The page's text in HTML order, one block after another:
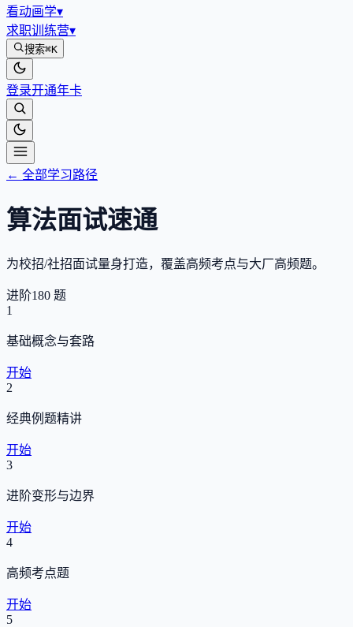
看动画学▾
求职训练营▾
搜索⌘K
登录开通年卡
← 全部学习路径
算法面试速通
为校招/社招面试量身打造，覆盖高频考点与大厂高频题。
进阶180 题
1
基础概念与套路
开始
2
经典例题精讲
开始
3
进阶变形与边界
开始
4
高频考点题
开始
5